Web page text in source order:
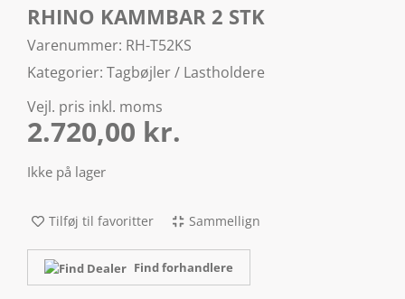
RHINO KAMMBAR 2 STK
Varenummer: RH-T52KS
Kategorier: Tagbøjler / Lastholdere
Vejl. pris inkl. moms
2.720,00 kr.
Ikke på lager
Tilføj til favoritter Sammellign
Find forhandlere